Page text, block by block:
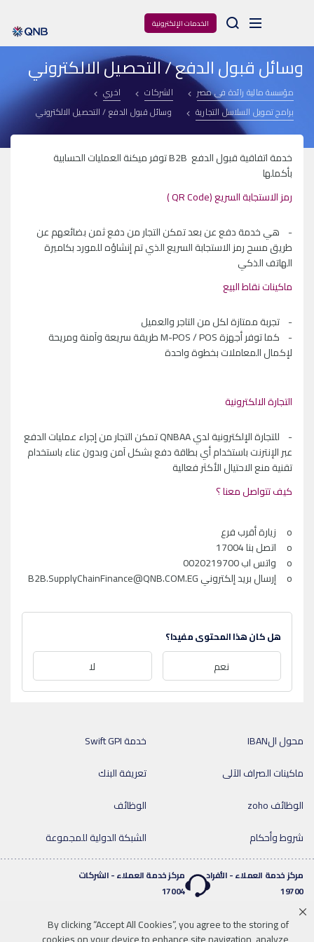
By clicking “Accept All Cookies”, you agree to the storing of
الخدمات الإلكترونية Arama
وسائل قبول الدفع / التحصيل الالكتروني
مؤسسة مالية رائدة فى مصر الشركات
اخري
برامج تمويل السلاسل التجارية
وسائل قبول الدفع / التحصيل الالكتروني
خدمة اتفاقية قبول الدفع B2B توفر ميكنة العمليات الحسابية
بأكملها
رمز الاستجابة السريع (QR Code )
- هي خدمة دفع عن بعد تمكن التجار من دفع ثمن بضائعهم عن
طريق مسح رمز الاستجابة السريع الذي تم إنشاؤه للمورد بكاميرة
الهاتف الذكي
ماكينات نقاط البيع
- تجربة ممتازة لكل من التاجر والعميل
- كما توفر أجهزة M-POS / POS طريقة سريعة وآمنة ومريحة
لإكمال المعاملات بخطوة واحدة
التجارة الالكترونية
- للتجارة الإلكترونية لدي QNBAA تمكن التجار من إجراء عمليات الدفع
عبر الإنترنت باستخدام أي بطاقة دفع بشكل آمن وبدون عناء باستخدام
تقنية منع الاحتيال الأكثر فعالية
كيف تتواصل معنا ؟
o زيارة أقرب فرع
o اتصل بنا 17004
o واتس اب 0020219700
o إرسال بريد إلكتروني
B2B.SupplyChainFinance@QNB.COM.EG
هل كان هذا المحتوى مفيدا؟
نعم لا
خدمة Swift GPI
محول الIBAN
تعريفة البنك
ماكينات الصراف الآلى
الوظائف
الوظائف zoho
الشبكة الدولية للمجموعة
شروط وأحكام
مركز خدمة العملاء - الأفراد
19700
مركز خدمة العملاء - الشركات
17004
خدمة واتساب المصرفية